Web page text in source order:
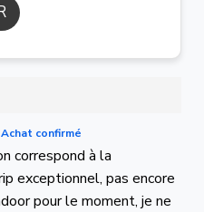
Achat confirmé
correspond à la
exceptionnel, pas encore
pour le moment, je ne